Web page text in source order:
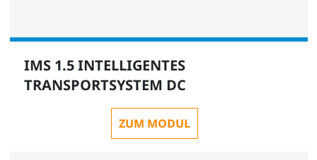
IMS 1.5 INTELLIGENTES
TRANSPORTSYSTEM DC
ZUM MODUL